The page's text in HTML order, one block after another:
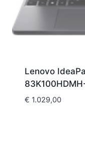
Lenovo
€ 1.029,00